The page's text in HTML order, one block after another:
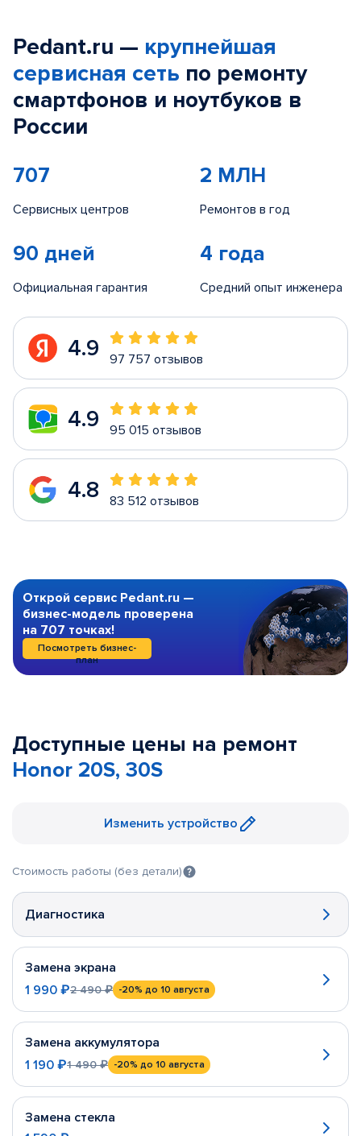
Pedant.ru — крупнейшая
сервисная сеть по ремонту
смартфонов и ноутбуков в
России
707
Сервисных центров
2 МЛН
Ремонтов в год
90 дней
Официальная гарантия
4 года
Средний опыт инженера
4.9 97 757 отзывов
4.9 95 015 отзывов
4.8 83 512 отзывов
Открой сервис Pedant.ru —
бизнес-модель проверена
на 707 точках!
Посмотреть бизнес-
план
Доступные цены на ремонт
Honor 20S, 30S
Изменить устройство
Стоимость работы (без детали)
Диагностика
Замена экрана
1 990 ₽2 490 ₽ -20% до 10 августа
Замена аккумулятора
1 190 ₽1 490 ₽ -20% до 10 августа
Замена стекла